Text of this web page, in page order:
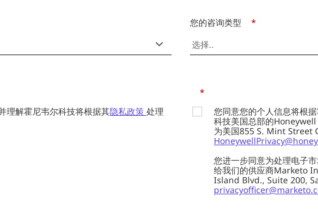
*
您的咨询类型
理解霍尼韦尔科技将根据其隐私政策 处理
*
您同意您的个人信息将根
科技美国总部的
为美国855 S. Mint Street
您进一步同意为处理电子
给我们的供应商Marketo
Island Blvd., Suite 200,